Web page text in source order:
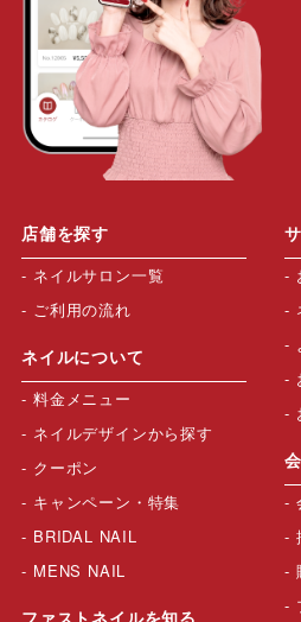
店舗を探す
ネイルサロン一覧
ご利用の流れ
ネイルについて
料金メニュー
ネイルデザインから探す
クーポン
キャンペーン・特集
BRIDAL NAIL
MENS NAIL
ファストネイルを知る